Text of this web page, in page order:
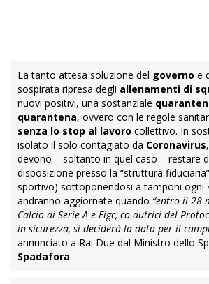
La tanto attesa soluzione del governo e
sospirata ripresa degli allenamenti di
nuovi positivi, una sostanziale
quarantena, ovvero con le regole
senza lo stop al lavoro collettivo. In
isolato il solo contagiato da Coronavirus
devono – soltanto in quel caso – restare
disposizione presso la “struttura
sportivo) sottoponendosi a tamponi ogni
andranno aggiornate quando “entro il 28
Calcio di Serie A e Figc, co-autrici del
in sicurezza, si deciderà la data per il
annunciato a Rai Due dal Ministro dello
Spadafora.